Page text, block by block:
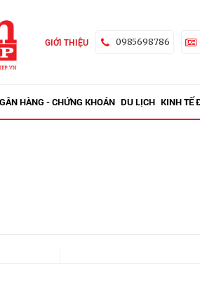
GIỚI THIỆU 0985698786
HÀNG - CHỨNG KHOÁN DU LỊCH KINH TẾ